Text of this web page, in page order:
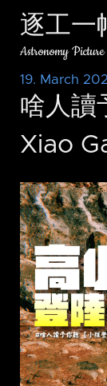
逐工一
Astronomy
19. March
啥人讀
Xiao